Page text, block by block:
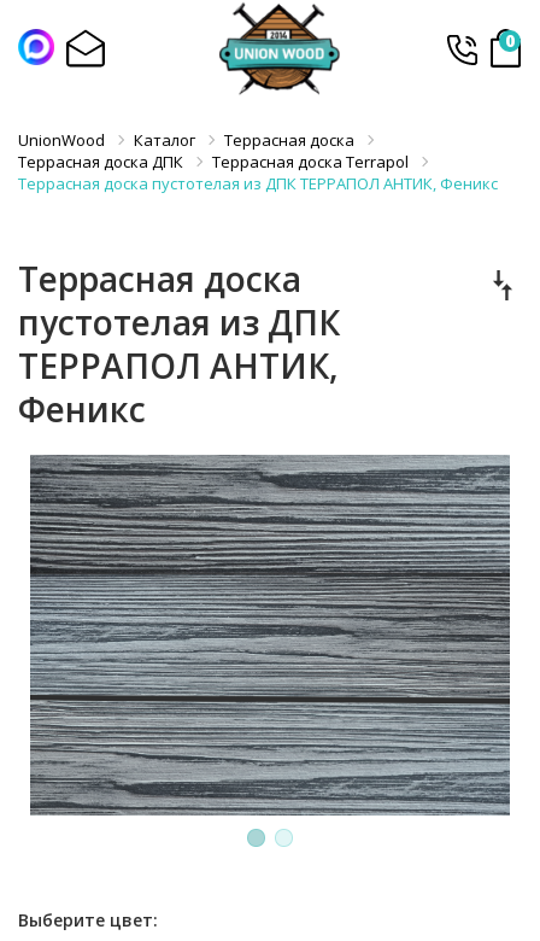
0
UnionWood Каталог
Террасная доска
Террасная доска ДПК
Террасная доска Terrapol
Террасная доска пустотелая из ДПК ТЕРРАПОЛ АНТИК, Феникс
Террасная доска
пустотелая из ДПК
ТЕРРАПОЛ АНТИК,
Феникс
1 2
Выберите цвет: